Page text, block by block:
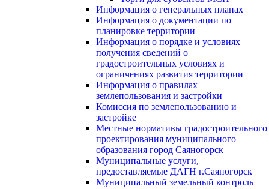
Информация о генеральных планах
Информация о документации по
планировке территории
Информация о порядке и условиях
получения сведений о
градостроительных условиях и
ограничениях развития территории
Информация о правилах
землепользования и застройки
Комиссия по землепользованию и
застройке
Местные нормативы градостроительного
проектирования муниципального
образования город Саяногорск
Муниципальные услуги,
предоставляемые ДАГН г.Саяногорск
Муниципальный земельный контроль